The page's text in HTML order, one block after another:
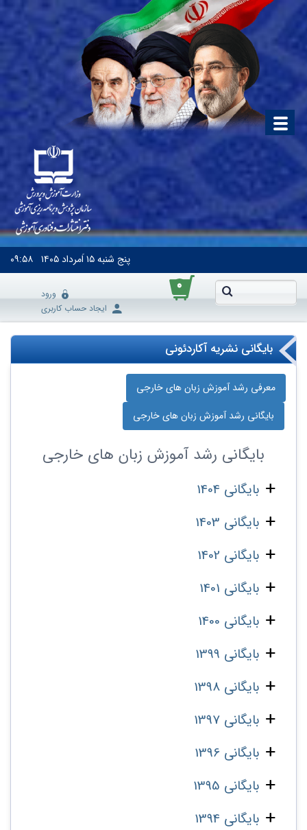
پنج شنبه۱۵ اَمرداد ۱۴۰۵ ۰۹:۵۸
۰
ورود
ایجاد حساب کاربری
بایگانی نشریه آکاردئونی
معرفی رشد آموزش زبان‌ های خارجی
بایگانی رشد آموزش زبان‌ های خارجی
بایگانی رشد آموزش زبان‌ های خارجی
بایگانی 1404
بایگانی 1403
بایگانی 1402
بایگانی 1401
بایگانی 1400
بایگانی 1399
بایگانی 1398
بایگانی 1397
بایگانی 1396
بایگانی 1395
بایگانی 1394